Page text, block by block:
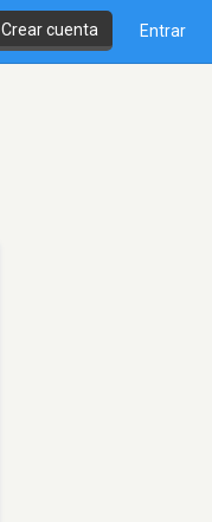
Crear cuenta Entrar